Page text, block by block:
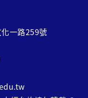
一路259號